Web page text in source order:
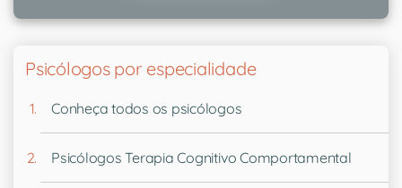
Psicólogos por especialidade
Conheça todos os psicólogos
Psicólogos Terapia Cognitivo Comportamental